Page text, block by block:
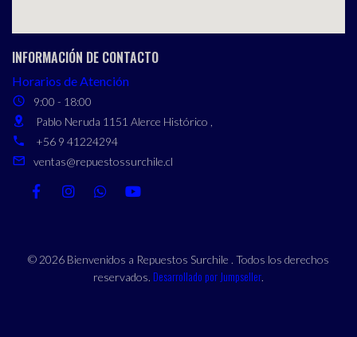
INFORMACIÓN DE CONTACTO
Horarios de Atención
9:00 - 18:00
Pablo Neruda 1151 Alerce Histórico ,
+56 9 41224294
ventas@repuestossurchile.cl
© 2026 Bienvenidos a Repuestos Surchile . Todos los derechos
reservados. Desarrollado por Jumpseller.